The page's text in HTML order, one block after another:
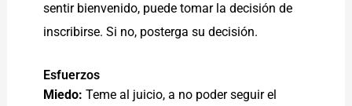
sentir bienvenido, puede tomar la decisión de
inscribirse. Si no, posterga su decisión.
Esfuerzos
Miedo: Teme al juicio, a no poder seguir el